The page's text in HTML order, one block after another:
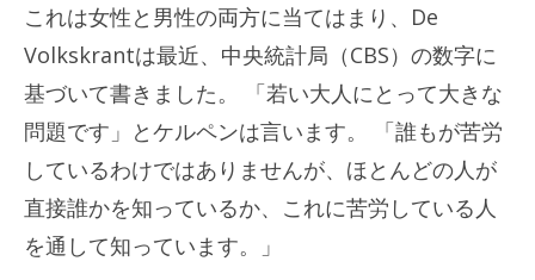
これは女性と男性の両方に当てはまり、De
Volkskrantは最近、中央統計局（CBS）の数字に
基づいて書きました。 「若い大人にとって大きな
問題です」とケルペンは言います。 「誰もが苦労
しているわけではありませんが、ほとんどの人が
直接誰かを知っているか、これに苦労している人
を通して知っています。」